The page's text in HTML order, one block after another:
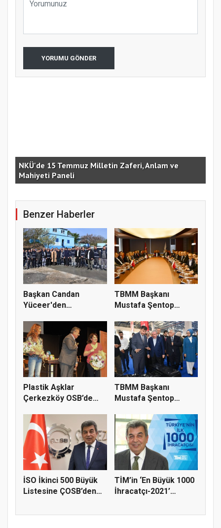
YORUMU GÖNDER
NKÜ'de 15 Temmuz Milletin Zaferi, Anlam ve
Mahiyeti Paneli
Benzer Haberler
Başkan Candan
Yüceer'den
TBMM Başkanı
Mustafa Şentop
Plastik Aşklar
Çerkezköy OSB’de
TBMM Başkanı
Mustafa Şentop
İSO İkinci 500 Büyük
Listesine ÇOSB’den
TİM’in ‘En Büyük 1000
İhracatçı-2021’